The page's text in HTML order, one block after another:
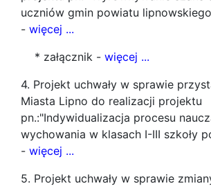
uczniów gmin powiatu
- więcej ...
* załącznik - więcej ...
4. Projekt uchwały w sprawie
Miasta Lipno do realizacji projektu
pn.:"Indywidualizacja procesu
wychowania w klasach I-III szkoły
- więcej ...
5. Projekt uchwały w sprawie